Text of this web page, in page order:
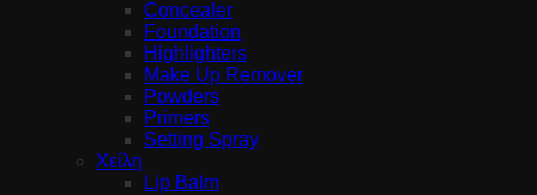
Concealer
Foundation
Highlighters
Make Up Remover
Powders
Primers
Setting Spray
Χείλη
Lip Balm